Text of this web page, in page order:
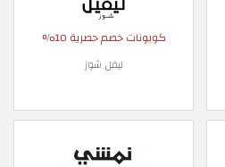
كوبونات خصم حصرية 10%
ليفل شوز